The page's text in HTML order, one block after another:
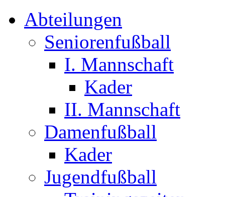
Abteilungen
Seniorenfußball
I. Mannschaft
Kader
II. Mannschaft
Damenfußball
Kader
Jugendfußball